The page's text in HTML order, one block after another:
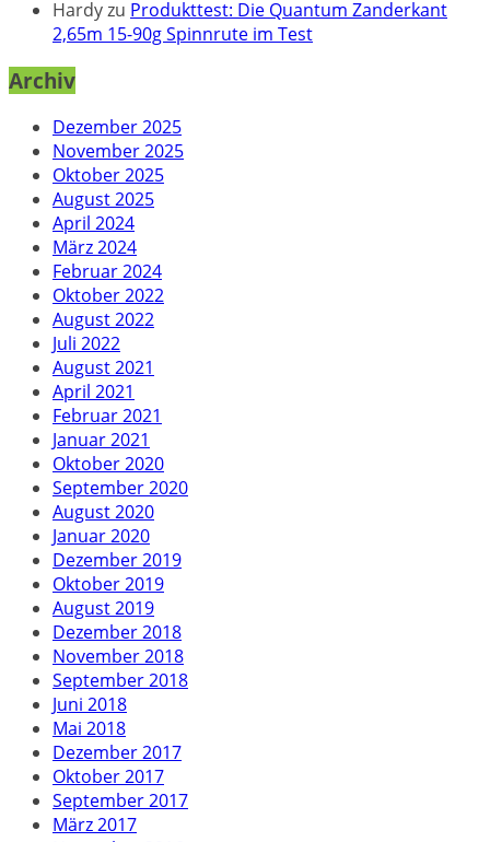
Hardyzu Produkttest: Die Quantum Zanderkant
2,65m 15-90g Spinnrute im Test
Archiv
Dezember 2025
November 2025
Oktober 2025
August 2025
April 2024
März 2024
Februar 2024
Oktober 2022
August 2022
Juli 2022
August 2021
April 2021
Februar 2021
Januar 2021
Oktober 2020
September 2020
August 2020
Januar 2020
Dezember 2019
Oktober 2019
August 2019
Dezember 2018
November 2018
September 2018
Juni 2018
Mai 2018
Dezember 2017
Oktober 2017
September 2017
März 2017